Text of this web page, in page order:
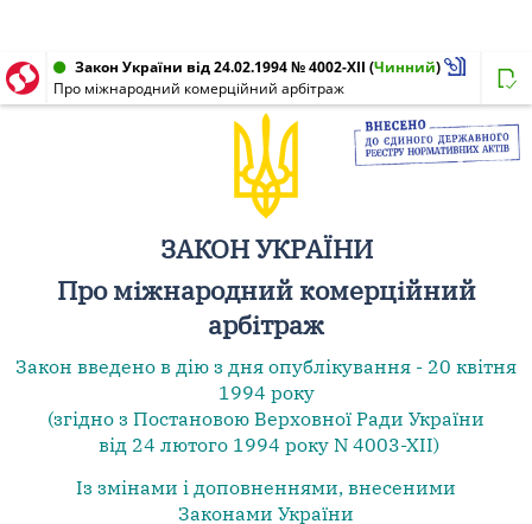
Закон України від 24.02.1994 № 4002-XII (Чинний)
Про міжнародний комерційний арбітраж